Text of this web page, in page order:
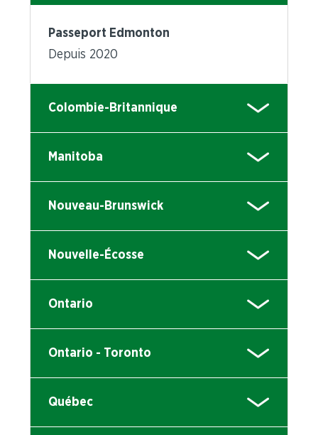
Passeport Edmonton
Depuis 2020
Colombie-Britannique
Manitoba
Nouveau-Brunswick
Nouvelle-Écosse
Ontario
Ontario - Toronto
Québec